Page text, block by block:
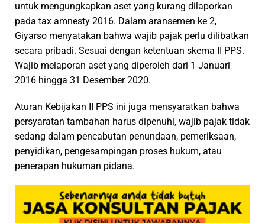
untuk mengungkapkan aset yang kurang dilaporkan
pada tax amnesty 2016. Dalam aransemen ke 2,
Giyarso menyatakan bahwa wajib pajak perlu dilibatkan
secara pribadi. Sesuai dengan ketentuan skema II PPS.
Wajib melaporan aset yang diperoleh dari 1 Januari
2016 hingga 31 Desember 2020.
Aturan Kebijakan II PPS ini juga mensyaratkan bahwa
persyaratan tambahan harus dipenuhi, wajib pajak tidak
sedang dalam pencabutan penundaan, pemeriksaan,
penyidikan, pengesampingan proses hukum, atau
penerapan hukuman pidana.